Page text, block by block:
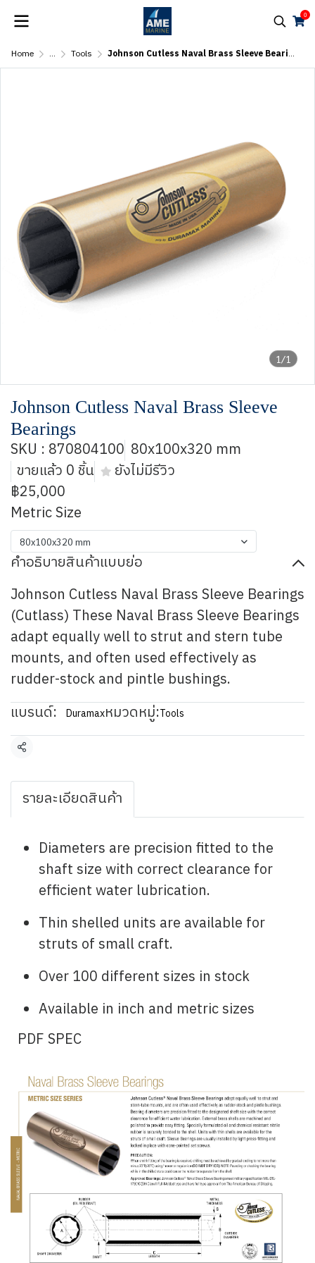
0
Home ... Tools Johnson Cutless Naval Brass Sleeve Bearings
1/1
Johnson Cutless Naval Brass Sleeve
Bearings
SKU : 870804100 80x100x320 mm
ขายแล้ว 0 ชิ้น
ยังไม่มีรีวิว
฿25,000
Metric Size
80x100x320 mm
คำอธิบายสินค้าแบบย่อ
Johnson Cutless Naval Brass Sleeve Bearings
(Cutlass) These Naval Brass Sleeve Bearings
adapt equally well to strut and stern tube
mounts, and often used effectively as
rudder-stock and pintle bushings.
แบรนด์:
Duramaxหมวดหมู่:Tools
แชร์
รายละเอียดสินค้า
Diameters are precision fitted to the
shaft size with correct clearance for
efficient water lubrication.
Thin shelled units are available for
struts of small craft.
Over 100 different sizes in stock
Available in inch and metric sizes
PDF SPEC